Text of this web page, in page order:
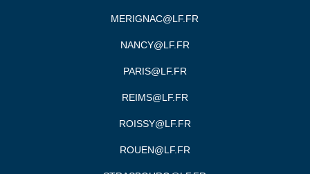
MERIGNAC@LF.FR
NANCY@LF.FR
PARIS@LF.FR
REIMS@LF.FR
ROISSY@LF.FR
ROUEN@LF.FR